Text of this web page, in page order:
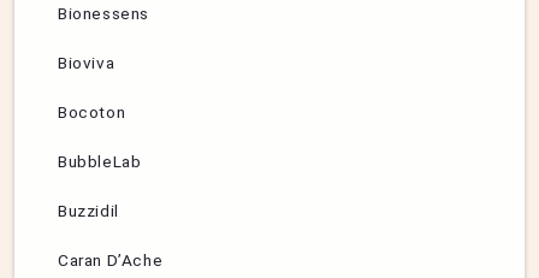
Bionessens
Bioviva
Bocoton
BubbleLab
Buzzidil
Caran D’Ache